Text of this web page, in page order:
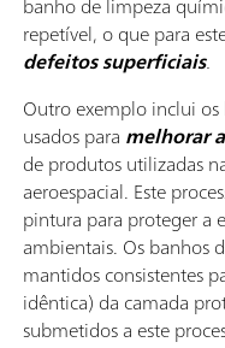
repetível, o que para
defeitos superficiais.
Outro exemplo inclui
usados para melhorar
de produtos utilizadas
aeroespacial. Este
pintura para proteger a
ambientais. Os banhos
mantidos consistentes
idêntica) da camada
submetidos a este